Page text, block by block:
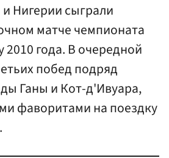
Нигерии сыграли
матче чемпионата
года. В очередной
побед подряд
Ганы и Кот-д'Ивуара,
фаворитами на поездку